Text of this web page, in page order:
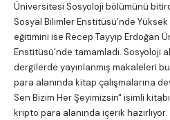
Üniversitesi Sosyoloji bölümünü
Sosyal Bilimler Enstitüsü’nde
eğitimini ise Recep Tayyip Erdoğan
Enstitüsü’nde tamamladı. Sosyoloji
dergilerde yayınlanmış makaleleri
para alanında kitap çalışmalarına
Sen Bizim Her Şeyimizsin" isimli
kripto para alanında içerik hazırlıyor.